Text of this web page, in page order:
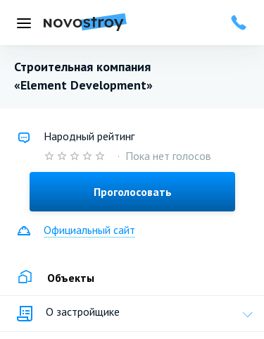
Меню
Строительная компания
«Element Development»
Народный рейтинг
· Пока нет голосов
Проголосовать
Официальный сайт
Объекты
О застройщике